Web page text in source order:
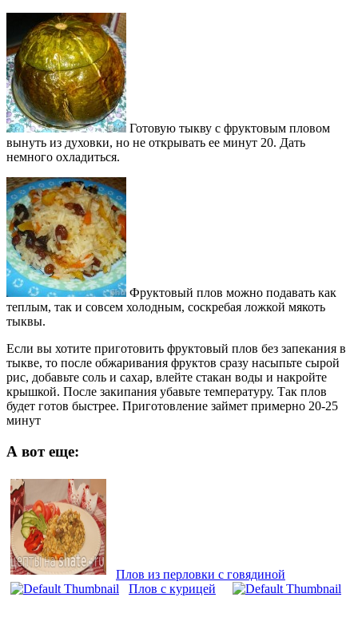
Готовую тыкву с фруктовым пловом
вынуть из духовки, но не открывать ее минут 20. Дать
немного охладиться.
Фруктовый плов можно подавать как
теплым, так и совсем холодным, соскребая ложкой мякоть
тыквы.
Если вы хотите приготовить фруктовый плов без запекания в
тыкве, то после обжаривания фруктов сразу насыпьте сырой
рис, добавьте соль и сахар, влейте стакан воды и накройте
крышкой. После закипания убавьте температуру. Так плов
будет готов быстрее. Приготовление займет примерно 20-25
минут
А вот еще:
Плов из перловки с говядиной
Плов с курицей